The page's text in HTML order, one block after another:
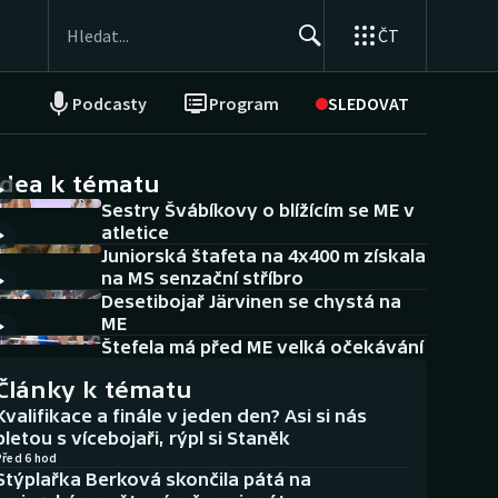
ČT
Podcasty Program SLEDOVAT
NEPŘEHLÉDNĚTE
Historické návraty
Aplikace ČT sport
AZ kvíz
k tématu
Sestry Švábíkovy o blížícím se ME v
atletice
Juniorská štafeta na 4x400 m získala
na MS senzační stříbro
Desetibojař Järvinen se chystá na
ME
Štefela má před ME velká očekávání
k tématu
a finále v jeden den? Asi si nás
s vícebojaři, rýpl si Staněk
6 hod
Berková skončila pátá na